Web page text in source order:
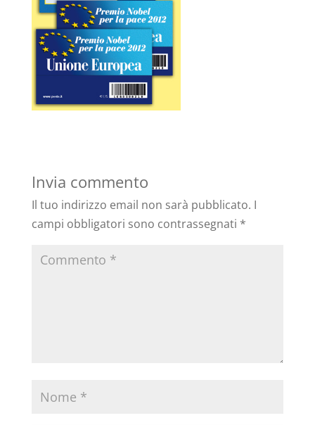
Invia commento
Il tuo indirizzo email non sarà pubblicato. I
campi obbligatori sono contrassegnati *